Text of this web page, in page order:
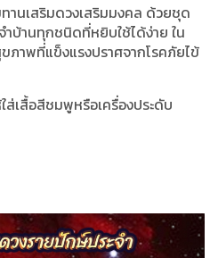
านเสริมดวงเสริมมงคล ด้วยชุด
บ้านทุกชนิดที่หยิบใช้ได้ง่าย ใน
ภาพที่แข็งแรงปราศจากโรคภัยไข้
ส่เสื้อสีชมพูหรือเครื่องประดับ